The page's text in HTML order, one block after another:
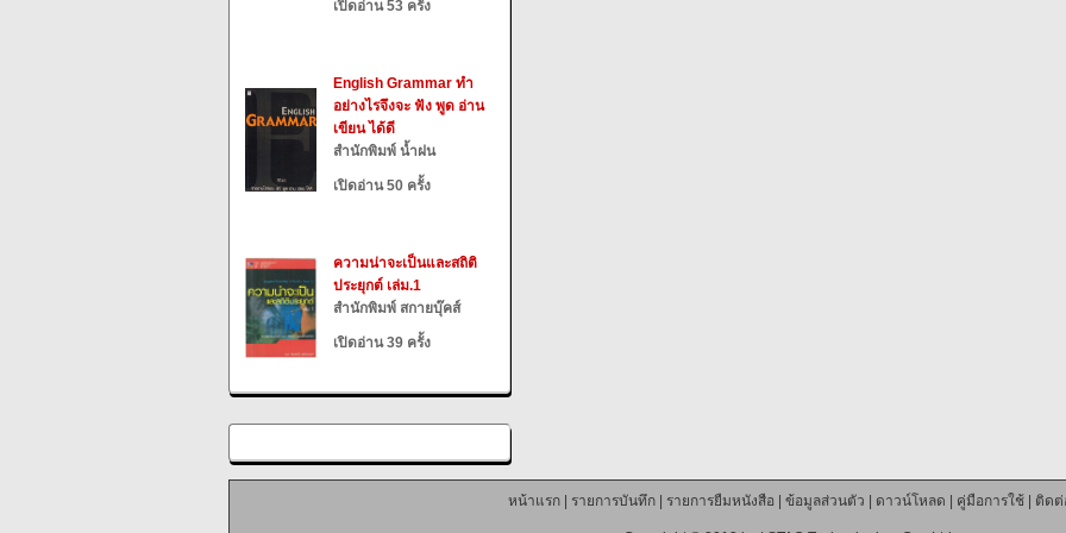
เปิดอ่าน 53 ครั้ง
English Grammar ทำ
อย่างไรจึงจะ ฟัง พูด อ่าน
เขียน ได้ดี
สำนักพิมพ์ น้ำฝน
เปิดอ่าน 50 ครั้ง
ความน่าจะเป็นและสถิติ
ประยุกต์ เล่ม.1
สำนักพิมพ์ สกายบุ๊คส์
เปิดอ่าน 39 ครั้ง
หน้าแรก| รายการบันทึก| รายการยืมหนังสือ ข้อมูลส่วนตัว ดาวน์โหลด คู่มือการใช้| ติดต่